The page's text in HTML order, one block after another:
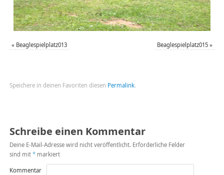
« Beaglespielplatz013 Beaglespielplatz015 »
Speichere in deinen Favoriten diesen Permalink.
Schreibe einen Kommentar
Deine E-Mail-Adresse wird nicht veröffentlicht. Erforderliche Felder
sind mit *markiert
Kommentar